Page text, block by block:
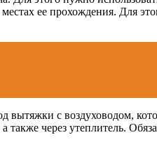
ее прохождения. Для
вытяжки с воздуховодом,
через утеплитель.